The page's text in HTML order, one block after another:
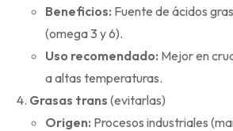
Beneficios: Fuente de ácidos
(omega 3 y 6).
Uso recomendado: Mejor en
a altas temperaturas.
Grasas trans (evitarlas)
Origen: Procesos industriales